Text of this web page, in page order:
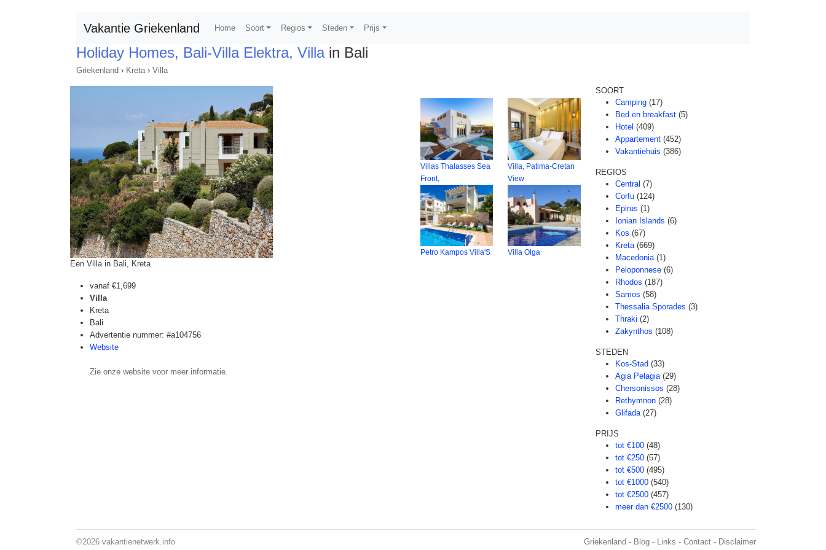
Vakantie Griekenland Home Soort Regios Steden Prijs
Holiday Homes, Bali-Villa Elektra, Villain Bali
Griekenland › Kreta› Villa
Een Villa in Bali, Kreta
vanaf €1,699
Villa
Kreta
Bali
Advertentie nummer: #a104756
Website
Zie onze website voor meer informatie.
Villas Thalasses Sea
Front,
Villa, Patima-Cretan
View
Petro Kampos Villa'S Villa Olga
SOORT
Camping (17)
Bed en breakfast (5)
Hotel (409)
Appartement (452)
Vakantiehuis (386)
REGIOS
Central (7)
Corfu (124)
Epirus (1)
Ionian Islands (6)
Kos (67)
Kreta (669)
Macedonia (1)
Peloponnese (6)
Rhodos (187)
Samos (58)
Thessalia Sporades (3)
Thraki (2)
Zakynthos (108)
STEDEN
Kos-Stad (33)
Agia Pelagia (29)
Chersonissos (28)
Rethymnon (28)
Glifada (27)
PRIJS
tot €100 (48)
tot €250 (57)
tot €500 (495)
tot €1000 (540)
tot €2500 (457)
meer dan €2500 (130)
©2026 vakantienetwerk.info Griekenland - Blog - Links - Contact - Disclaimer